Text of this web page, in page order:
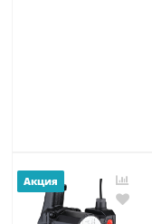
Акция